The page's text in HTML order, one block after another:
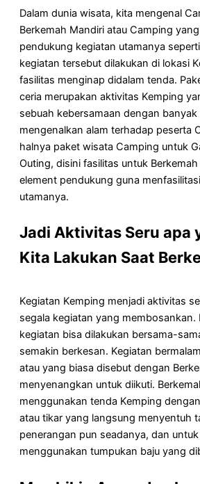
Dalam dunia wisata, kita mengenal
Berkemah Mandiri atau Camping
pendukung kegiatan utamanya
kegiatan tersebut dilakukan di lokasi
fasilitas menginap didalam tenda.
ceria merupakan aktivitas Kemping
sebuah kebersamaan dengan banyak
mengenalkan alam terhadap peserta
halnya paket wisata Camping untuk
Outing, disini fasilitas untuk
element pendukung guna
utamanya.
Jadi Aktivitas Seru apa
Kita Lakukan Saat
Kegiatan Kemping menjadi aktivitas
segala kegiatan yang membosankan.
kegiatan bisa dilakukan bersama-
semakin berkesan. Kegiatan
atau yang biasa disebut dengan
menyenangkan untuk diikuti.
menggunakan tenda Kemping
atau tikar yang langsung menyentuh
penerangan pun seadanya, dan
menggunakan tumpukan baju yang